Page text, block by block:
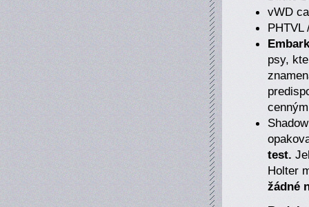
vWD
PHTVL
psy,
test.
Holter
žádné